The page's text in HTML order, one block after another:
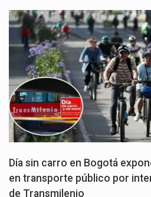
Día sin carro en Bogotá
en transporte público por
de Transmilenio